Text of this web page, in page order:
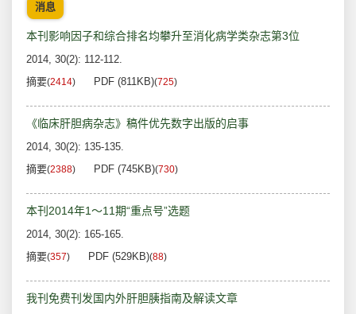
消息
本刊影响因子和综合排名均攀升至消化病学类杂志第3位
2014, 30(2): 112-112.
摘要(2414) PDF (811KB)(725)
《临床肝胆病杂志》稿件优先数字出版的启事
2014, 30(2): 135-135.
摘要(2388) PDF (745KB)(730)
本刊2014年1～11期“重点号”选题
2014, 30(2): 165-165.
摘要(357) PDF (529KB)(88)
我刊免费刊发国内外肝胆胰指南及解读文章